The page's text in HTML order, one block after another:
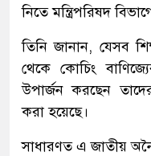
নিতে মন্ত্রিপরিষদ
তিনি জানান, যেসব
থেকে কোচিং
উপার্জন করছেন
করা হয়েছে।
সাধারণত এ জাতীয়